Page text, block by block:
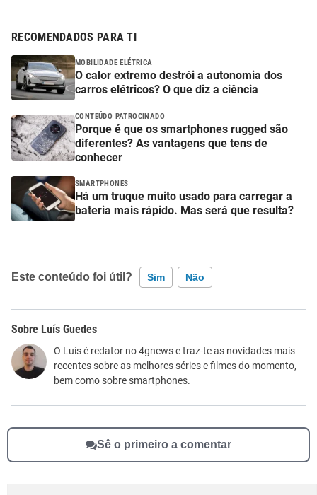
RECOMENDADOS PARA TI
MOBILIDADE ELÉTRICA
O calor extremo destrói a autonomia dos
carros elétricos? O que diz a ciência
CONTEÚDO PATROCINADO
Porque é que os smartphones rugged são
diferentes? As vantagens que tens de
conhecer
SMARTPHONES
Há um truque muito usado para carregar a
bateria mais rápido. Mas será que resulta?
Este conteúdo foi útil? Sim Não
Este conteúdo contém informação incorreta
Este conteúdo não tem a informação que procuro
Outro
Luís Guedes
O Luís é redator no 4gnews e traz-te as novidades mais
recentes sobre as melhores séries e filmes do momento,
bem como sobre smartphones.
Sê o primeiro a comentar